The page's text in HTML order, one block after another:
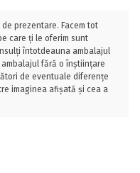
prezentare. Facem tot
care ți le oferim sunt
întotdeauna ambalajul
fără o înștiințare
de eventuale diferențe
imaginea afișată și cea a